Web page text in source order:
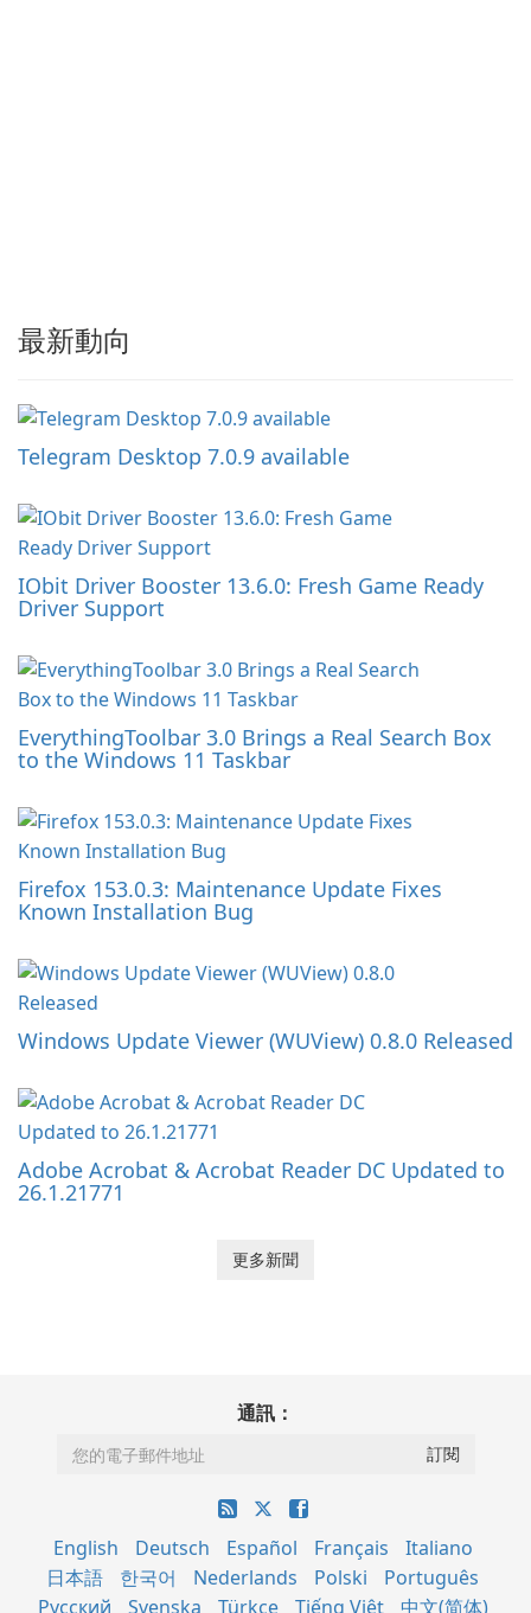
最新動向
Telegram Desktop 7.0.9 available
IObit Driver Booster 13.6.0: Fresh Game Ready
Driver Support
EverythingToolbar 3.0 Brings a Real Search Box
to the Windows 11 Taskbar
Firefox 153.0.3: Maintenance Update Fixes
Known Installation Bug
Windows Update Viewer (WUView) 0.8.0 Released
Adobe Acrobat & Acrobat Reader DC Updated to
26.1.21771
更多新聞
通訊：
English Deutsch Español Français
Italiano
日本語
한국어 Nederlands Polski
Português
Русский
Svenska Türkçe Tiếng Việt 中文(简体)